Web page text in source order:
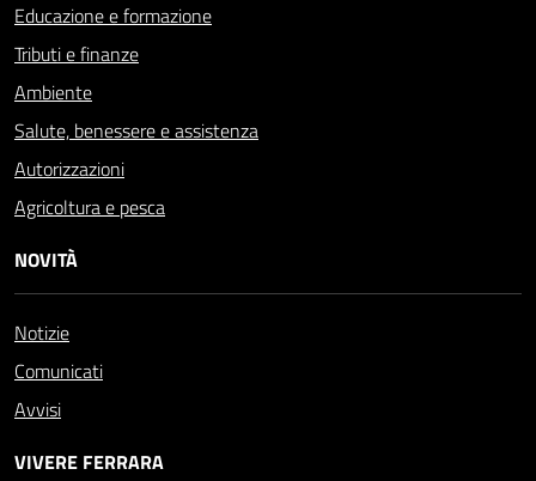
Educazione e formazione
Tributi e finanze
Ambiente
Salute, benessere e assistenza
Autorizzazioni
Agricoltura e pesca
NOVITÀ
Notizie
Comunicati
Avvisi
VIVERE FERRARA